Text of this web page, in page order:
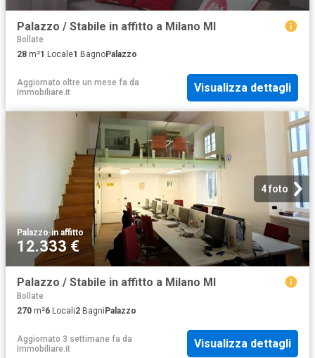
Palazzo / Stabile in affitto a Milano MI
Bollate
28 m²1 Locale1 BagnoPalazzo
Aggiornato oltre un mese fa da
Immobiliare.it
Visualizza dettagli
4 foto
Palazzo·in affitto
12.333 €
Palazzo / Stabile in affitto a Milano MI
Bollate
270 m²6 Locali2 Bagni Palazzo
Aggiornato 3 settimane fa da
Immobiliare.it
Visualizza dettagli